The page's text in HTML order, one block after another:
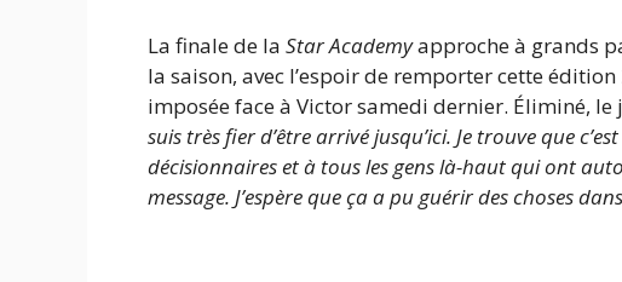
La finale de la Star Academyapproche à grands
la saison, avec l’espoir de remporter cette
imposée face à Victor samedi dernier. Éliminé,
suis très fier d’être arrivé jusqu’ici. Je trouve que
décisionnaires et à tous les gens là-haut qui ont
message. J’espère que ça a pu guérir des choses